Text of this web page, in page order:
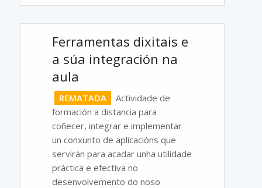
Ferramentas dixitais e
a súa integración na
aula
REMATADA
Actividade de
formación a distancia para
coñecer, integrar e implementar
un conxunto de aplicacións que
servirán para acadar unha utilidade
práctica e efectiva no
desenvolvemento do noso